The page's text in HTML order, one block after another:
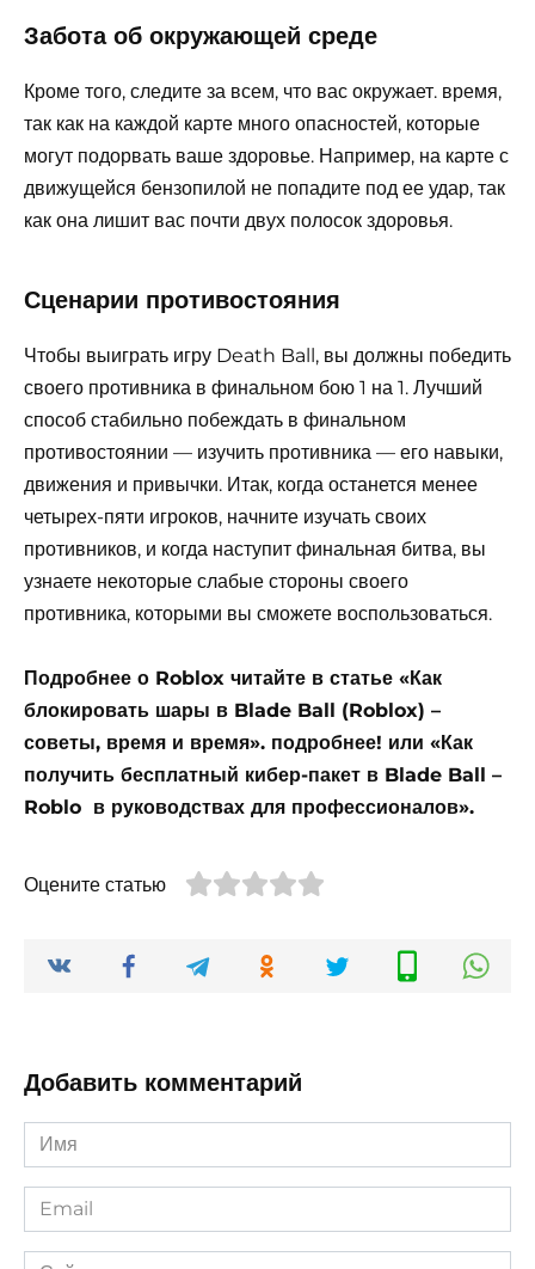
Забота об окружающей среде
Кроме того, следите за всем, что вас окружает. время,
так как на каждой карте много опасностей, которые
могут подорвать ваше здоровье. Например, на карте с
движущейся бензопилой не попадите под ее удар, так
как она лишит вас почти двух полосок здоровья.
Сценарии противостояния
Чтобы выиграть игру Death Ball, вы должны победить
своего противника в финальном бою 1 на 1. Лучший
способ стабильно побеждать в финальном
противостоянии — изучить противника — его навыки,
движения и привычки. Итак, когда останется менее
четырех-пяти игроков, начните изучать своих
противников, и когда наступит финальная битва, вы
узнаете некоторые слабые стороны своего
противника, которыми вы сможете воспользоваться.
Подробнее о Roblox читайте в статье «Как
блокировать шары в Blade Ball (Roblox) –
советы, время и время». подробнее! или «Как
получить бесплатный кибер-пакет в Blade Ball –
Roblo в руководствах для профессионалов».
Оцените статью
Добавить комментарий
Имя
*
Email
*
Сайт